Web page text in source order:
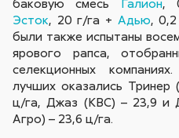
Эсток, 20 г/га + Адью,
были также испытаны
ярового рапса,
селекционных
лучших оказались Тринер
ц/га, Джаз (КВС) – 23,9 и
Агро) – 23,6 ц/га.